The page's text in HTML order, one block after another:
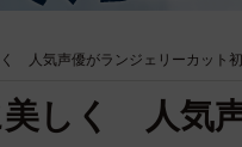
人気声優がランジェリーカット
しく 人気